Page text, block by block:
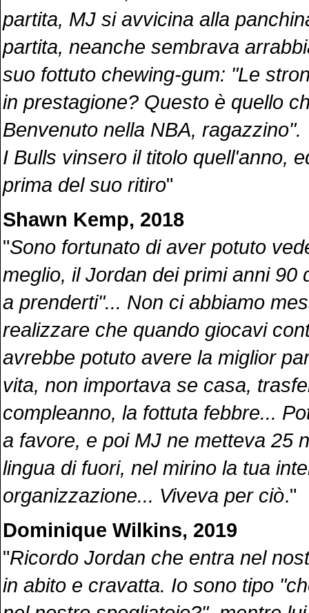
partita, MJ si avvicina alla
partita, neanche sembrava
suo fottuto chewing-gum: "Le
in prestagione? Questo è quello
Benvenuto nella NBA, ragazzino".
I Bulls vinsero il titolo quell'anno,
prima del suo ritiro"
Shawn Kemp, 2018
"Sono fortunato di aver potuto
meglio, il Jordan dei primi anni 90
a prenderti"... Non ci abbiamo
realizzare che quando giocavi
avrebbe potuto avere la miglior
vita, non importava se casa,
compleanno, la fottuta febbre...
a favore, e poi MJ ne metteva 25
lingua di fuori, nel mirino la tua
organizzazione... Viveva per ciò."
Dominique Wilkins, 2019
"Ricordo Jordan che entra nel
in abito e cravatta. Io sono tipo